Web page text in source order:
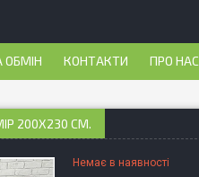
ОБМІН КОНТАКТИ ПРО НАС
200Х230 СМ.
Немає в наявності